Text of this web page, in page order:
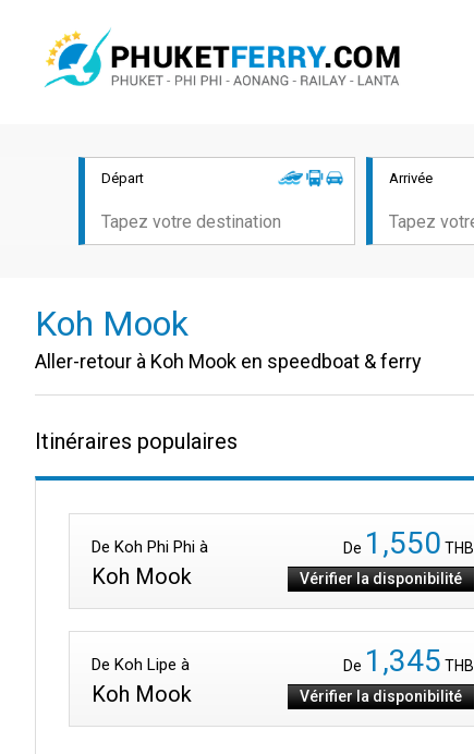
Départ Arrivée
Koh Mook
Aller-retour à Koh Mook en speedboat & ferry
Itinéraires populaires
De Koh Phi Phi à
Koh Mook
De 1,550 THB
Vérifier la disponibilité
De Koh Lipe à
Koh Mook
De 1,345 THB
Vérifier la disponibilité